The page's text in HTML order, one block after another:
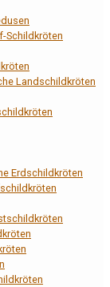
Schildkröten
Landschildkröten
Erdschildkröten